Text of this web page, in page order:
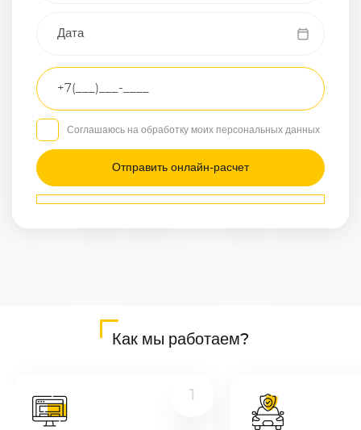
Грузовой
Другое
Транспортное
средство
Седан
/
Маршрут
Артем —
Соглашаюсь на обработку моих персональных данных
Как мы работаем?
1